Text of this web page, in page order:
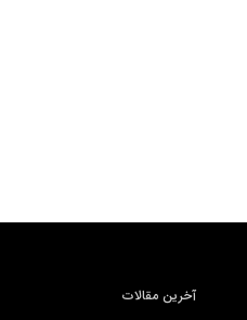
آخرین مقالات